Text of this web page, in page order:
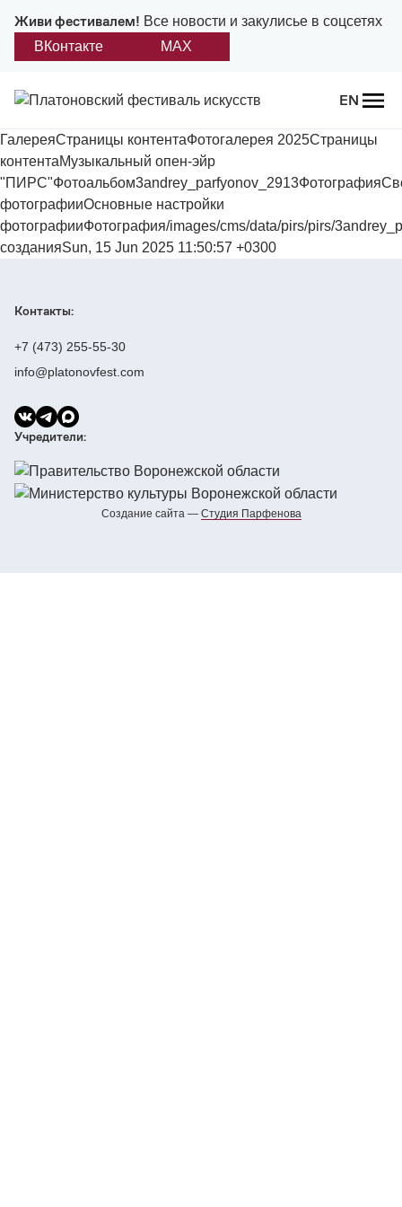
Живи фестивалем! Все новости и закулисье в соцсетях
ВКонтакте
MAX
EN
Назад
О фестивале
Платонов
Положение о фестивале
Дирекция
Платоновская премия
ГалереяСтраницы контентаФотогалерея 2025Страницы
контентаМузыкальный опен-эйр
фотографииОсновные настройки
фотографииФотография/images/cms/data/pirs/pirs/
созданияSun, 15 Jun 2025 11:50:57 +0300
Контакты:
+7 (473) 255-55-30
info@platonovfest.com
Учредители:
Создание сайта — Cтудия Парфенова